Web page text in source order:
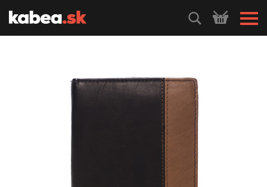
HLEDEJ